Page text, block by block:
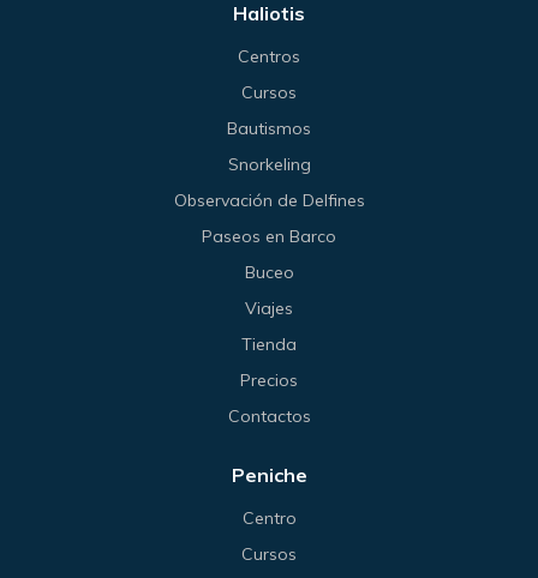
Haliotis
Centros
Cursos
Bautismos
Snorkeling
Observación de Delfines
Paseos en Barco
Buceo
Viajes
Tienda
Precios
Contactos
Peniche
Centro
Cursos